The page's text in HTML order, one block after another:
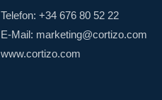
Telefon: +34 676 80 52 22
E-Mail: marketing@cortizo.com
www.cortizo.com